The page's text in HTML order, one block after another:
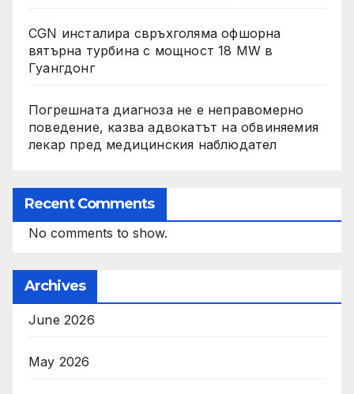
CGN инсталира свръхголяма офшорна
вятърна турбина с мощност 18 MW в
Гуангдонг
Погрешната диагноза не е неправомерно
поведение, казва адвокатът на обвиняемия
лекар пред медицинския наблюдател
Recent Comments
No comments to show.
Archives
June 2026
May 2026